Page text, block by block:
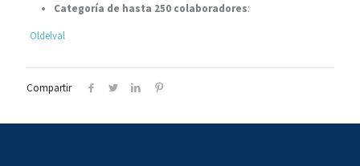
Categoría de hasta 250 colaboradores:
Oldelval
Compartir